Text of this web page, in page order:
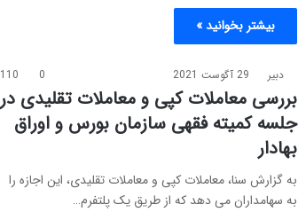
بیشتر بخوانید »
دبیر 29 آگوست 2021 0
110
بررسی معاملات کپی و معاملات تقلیدی در
جلسه کمیته فقهی سازمان بورس و اوراق
بهادار
به گزارش سنا، معاملات کپی و معاملات تقلیدی، این اجازه را
به سهامداران می دهد که از طریق یک پلتفرم…